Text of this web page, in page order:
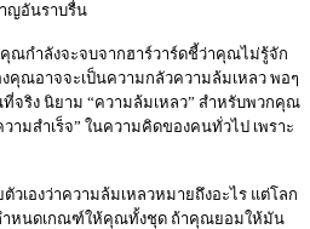
ญอันราบรื่น
ณกำลังจะจบจากฮาร์วาร์ดชี้ว่าคุณไม่รู้จัก
คุณอาจจะเป็นความกลัวความล้มเหลว พอๆ
จริง นิยาม “ความล้มเหลว” สำหรับพวกคุณ
ามสำเร็จ” ในความคิดของคนทั่วไป เพราะ
วเองว่าความล้มเหลวหมายถึงอะไร แต่โลก
ำหนดเกณฑ์ให้คุณทั้งชุด ถ้าคุณยอมให้มัน